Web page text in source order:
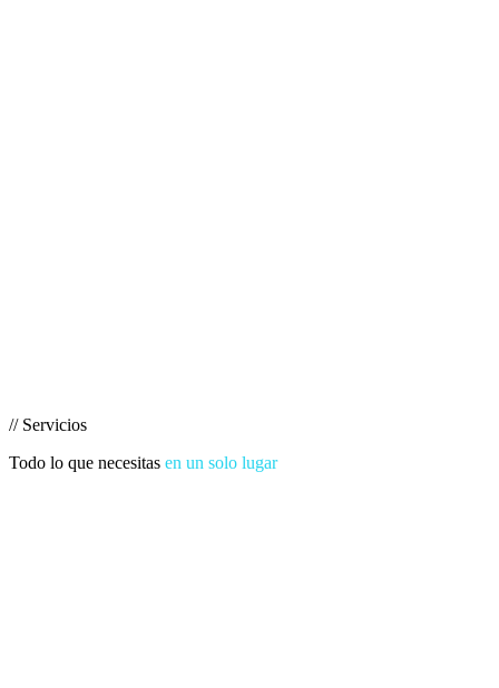
// Servicios
Todo lo que necesitas en un solo lugar